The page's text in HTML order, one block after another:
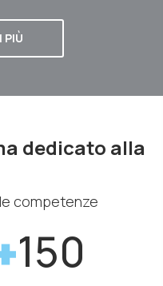
PIÙ
dedicato alla
competenze
150